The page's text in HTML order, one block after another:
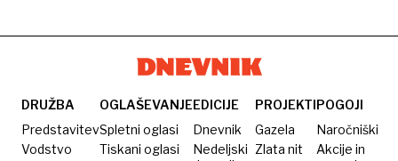
DRUŽBA
Predstavitev
Vodstvo
OGLAŠEVANJE
Spletni oglasi
Tiskani oglasi
EDICIJE
Dnevnik
Nedeljski
PROJEKTI
Gazela
Zlata nit
POGOJI
Naročniški
Akcije in